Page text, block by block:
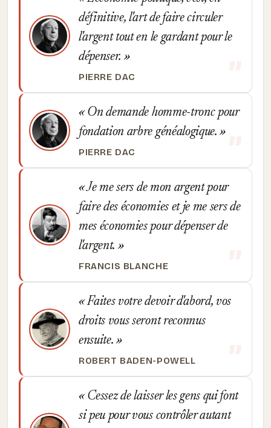
définitive, l'art de faire circuler
l'argent tout en le gardant pour le
dépenser.
PIERRE DAC
On demande homme-tronc pour
fondation arbre généalogique.
PIERRE DAC
Je me sers de mon argent pour
faire des économies et je me sers de
mes économies pour dépenser de
l'argent.
FRANCIS BLANCHE
Faites votre devoir d'abord, vos
droits vous seront reconnus
ensuite.
ROBERT BADEN-POWELL
Cessez de laisser les gens qui font
si peu pour vous contrôler autant